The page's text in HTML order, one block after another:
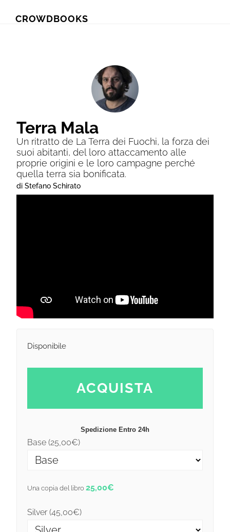
CROWDBOOKS
Terra Mala
Un ritratto de La Terra dei Fuochi, la forza dei
suoi abitanti, del loro attaccamento alle
proprie origini e le loro campagne perché
quella terra sia bonificata.
di Stefano Schirato
Disponibile
ACQUISTA
Spedizione Entro 24h
Base (25,00€)
Una copia del libro25,00€
Silver (45,00€)